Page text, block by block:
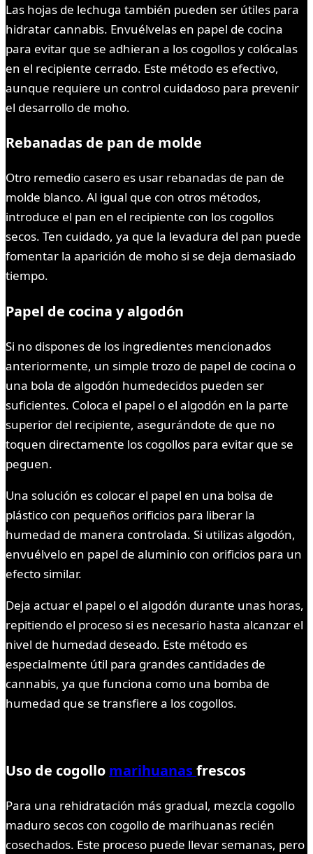
Las hojas de lechuga también pueden ser útiles para
hidratar cannabis. Envuélvelas en papel de cocina
para evitar que se adhieran a los cogollos y colócalas
en el recipiente cerrado. Este método es efectivo,
aunque requiere un control cuidadoso para prevenir
el desarrollo de moho.
Rebanadas de pan de molde
Otro remedio casero es usar rebanadas de pan de
molde blanco. Al igual que con otros métodos,
introduce el pan en el recipiente con los cogollos
secos. Ten cuidado, ya que la levadura del pan puede
fomentar la aparición de moho si se deja demasiado
tiempo.
Papel de cocina y algodón
Si no dispones de los ingredientes mencionados
anteriormente, un simple trozo de papel de cocina o
una bola de algodón humedecidos pueden ser
suficientes. Coloca el papel o el algodón en la parte
superior del recipiente, asegurándote de que no
toquen directamente los cogollos para evitar que se
peguen.
Una solución es colocar el papel en una bolsa de
plástico con pequeños orificios para liberar la
humedad de manera controlada. Si utilizas algodón,
envuélvelo en papel de aluminio con orificios para un
efecto similar.
Deja actuar el papel o el algodón durante unas horas,
repitiendo el proceso si es necesario hasta alcanzar el
nivel de humedad deseado. Este método es
especialmente útil para grandes cantidades de
cannabis, ya que funciona como una bomba de
humedad que se transfiere a los cogollos.
Uso de cogollo marihuanas frescos
Para una rehidratación más gradual, mezcla cogollo
maduro secos con cogollo de marihuanas recién
cosechados. Este proceso puede llevar semanas, pero